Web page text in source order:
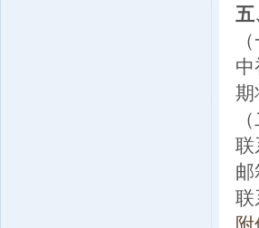
五
期
联
邮
联